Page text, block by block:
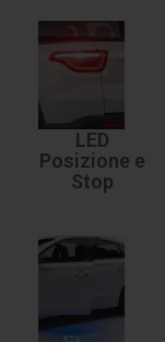
LED
Posizione e
Stop